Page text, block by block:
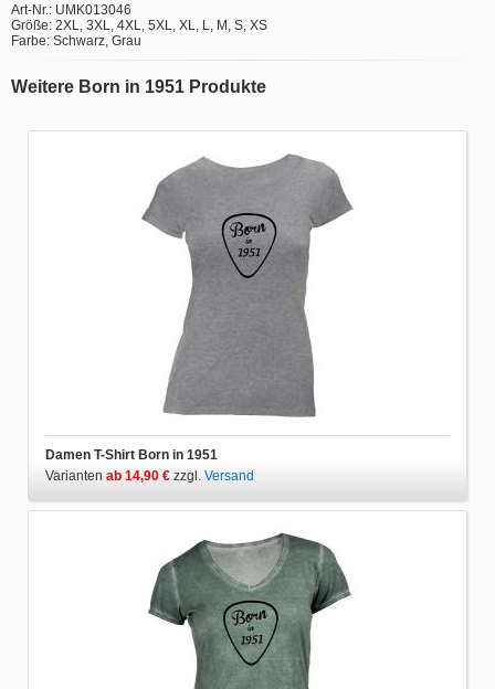
Art-Nr.: UMK013046
Größe: 2XL, 3XL, 4XL, 5XL, XL, L, M, S, XS
Farbe: Schwarz, Grau
Weitere Born in 1951 Produkte
Damen T-Shirt Born in 1951
Varianten ab 14,90 € zzgl. Versand